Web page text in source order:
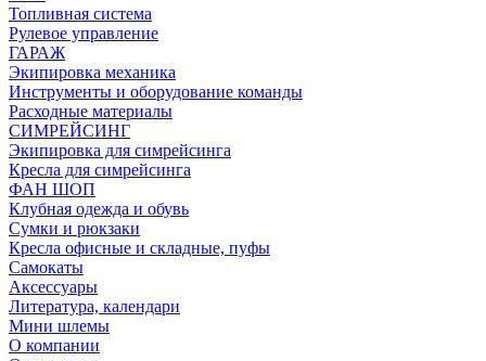
Топливная система
Рулевое управление
ГАРАЖ
Экипировка механика
Инструменты и оборудование команды
Расходные материалы
СИМРЕЙСИНГ
Экипировка для симрейсинга
Кресла для симрейсинга
ФАН ШОП
Клубная одежда и обувь
Сумки и рюкзаки
Кресла офисные и складные, пуфы
Самокаты
Аксессуары
Литература, календари
Мини шлемы
О компании